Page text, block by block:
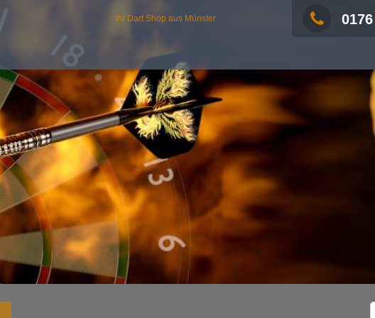
Ihr Dart Shop aus Münster